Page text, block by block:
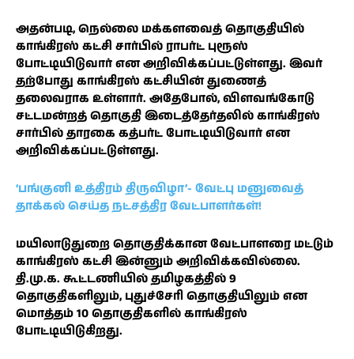
அதன்படி, நெல்லை மக்களவைத் தொகுதியில்
காங்கிரஸ் கட்சி சார்பில் ராபர்ட் புரூஸ்
போட்டியிடுவார் என அறிவிக்கப்பட்டுள்ளது. இவர்
தற்போது காங்கிரஸ் கட்சியின் துணைத்
தலைவராக உள்ளார். அதேபோல், விளவங்கோடு
சட்டமன்றத் தொகுதி இடைத்தேர்தலில் காங்கிரஸ்
சார்பில் தாரகை கத்பர்ட் போட்டியிடுவார் என
அறிவிக்கப்பட்டுள்ளது.
‘பங்குனி உத்திரம் திருவிழா’- வேட்பு மனுவைத்
தாக்கல் செய்த நட்சத்திர வேட்பாளர்கள்!
மயிலாடுதுறை தொகுதிக்கான வேட்பாளரை மட்டும்
காங்கிரஸ் கட்சி இன்னும் அறிவிக்கவில்லை.
தி.மு.க. கூட்டணியில் தமிழகத்தில் 9
தொகுதிகளிலும், புதுச்சேரி தொகுதியிலும் என
மொத்தம் 10 தொகுதிகளில் காங்கிரஸ்
போட்டியிடுகிறது.